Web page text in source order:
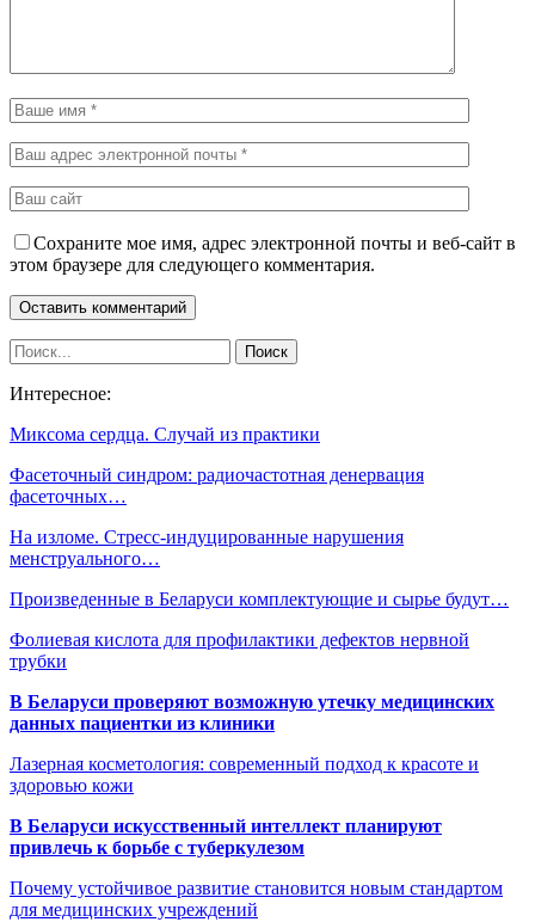
Сохраните мое имя, адрес электронной почты и веб-сайт в
этом браузере для следующего комментария.
Интересное:
Миксома сердца. Случай из практики
Фасеточный синдром: радиочастотная денервация
фасеточных…
На изломе. Стресс-индуцированные нарушения
менструального…
Произведенные в Беларуси комплектующие и сырье будут…
Фолиевая кислота для профилактики дефектов нервной
трубки
В Беларуси проверяют возможную утечку медицинских
данных пациентки из клиники
Лазерная косметология: современный подход к красоте и
здоровью кожи
В Беларуси искусственный интеллект планируют
привлечь к борьбе с туберкулезом
Почему устойчивое развитие становится новым стандартом
для медицинских учреждений